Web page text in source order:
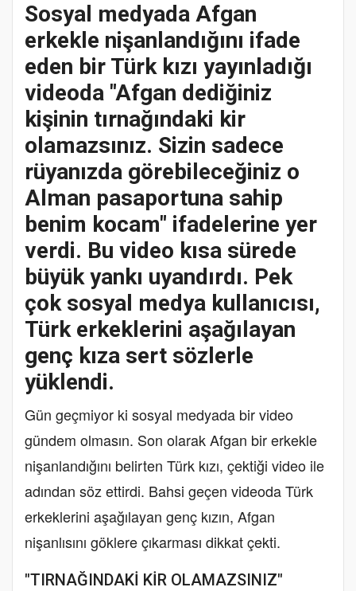
Sosyal medyada Afgan
erkekle nişanlandığını ifade
eden bir Türk kızı yayınladığı
videoda "Afgan dediğiniz
kişinin tırnağındaki kir
olamazsınız. Sizin sadece
rüyanızda görebileceğiniz o
Alman pasaportuna sahip
benim kocam" ifadelerine yer
verdi. Bu video kısa sürede
büyük yankı uyandırdı. Pek
çok sosyal medya kullanıcısı,
Türk erkeklerini aşağılayan
genç kıza sert sözlerle
yüklendi.
Gün geçmiyor ki sosyal medyada bir video
gündem olmasın. Son olarak Afgan bir erkekle
nişanlandığını belirten Türk kızı, çektiği video ile
adından söz ettirdi. Bahsi geçen videoda Türk
erkeklerini aşağılayan genç kızın, Afgan
nişanlısını göklere çıkarması dikkat çekti.
"TIRNAĞINDAKİ KİR OLAMAZSINIZ"